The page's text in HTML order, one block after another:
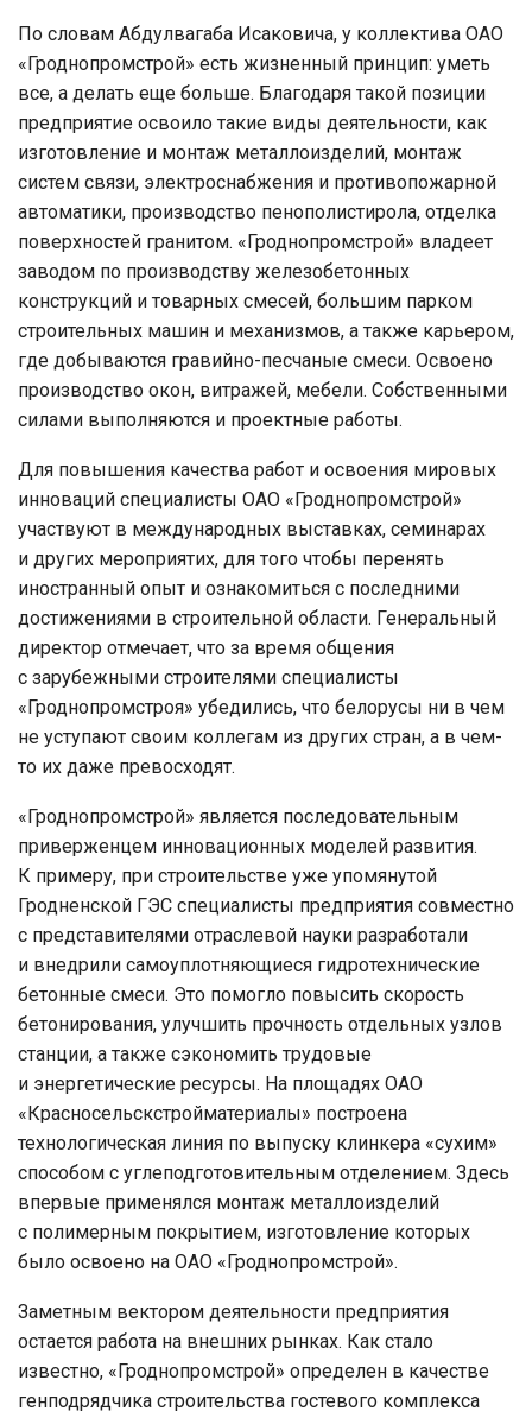
По словам Абдулвагаба Исаковича, у коллектива ОАО
«Гроднопромстрой» есть жизненный принцип: уметь
все, а делать еще больше. Благодаря такой позиции
предприятие освоило такие виды деятельности, как
изготовление и монтаж металлоизделий, монтаж
систем связи, электроснабжения и противопожарной
автоматики, производство пенополистирола, отделка
поверхностей гранитом. «Гроднопромстрой» владеет
заводом по производству железобетонных
конструкций и товарных смесей, большим парком
строительных машин и механизмов, а также карьером,
где добываются гравийно-песчаные смеси. Освоено
производство окон, витражей, мебели. Собственными
силами выполняются и проектные работы.
Для повышения качества работ и освоения мировых
инноваций специалисты ОАО «Гроднопромстрой»
участвуют в международных выставках, семинарах
и других мероприятих, для того чтобы перенять
иностранный опыт и ознакомиться с последними
достижениями в строительной области. Генеральный
директор отмечает, что за время общения
с зарубежными строителями специалисты
«Гроднопромстроя» убедились, что белорусы ни в чем
не уступают своим коллегам из других стран, а в чем-
то их даже превосходят.
«Гроднопромстрой» является последовательным
приверженцем инновационных моделей развития.
К примеру, при строительстве уже упомянутой
Гродненской ГЭС специалисты предприятия совместно
с представителями отраслевой науки разработали
и внедрили самоуплотняющиеся гидротехнические
бетонные смеси. Это помогло повысить скорость
бетонирования, улучшить прочность отдельных узлов
станции, а также сэкономить трудовые
и энергетические ресурсы. На площадях ОАО
«Красносельскстройматериалы» построена
технологическая линия по выпуску клинкера «сухим»
способом с углеподготовительным отделением. Здесь
впервые применялся монтаж металлоизделий
с полимерным покрытием, изготовление которых
было освоено на ОАО «Гроднопромстрой».
Заметным вектором деятельности предприятия
остается работа на внешних рынках. Как стало
известно, «Гроднопромстрой» определен в качестве
генподрядчика строительства гостевого комплекса